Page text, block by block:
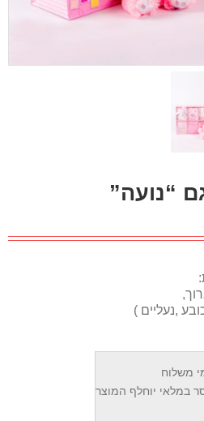
“נועה”
,נעליים )
משלוח
במלאי יוחלף המוצר